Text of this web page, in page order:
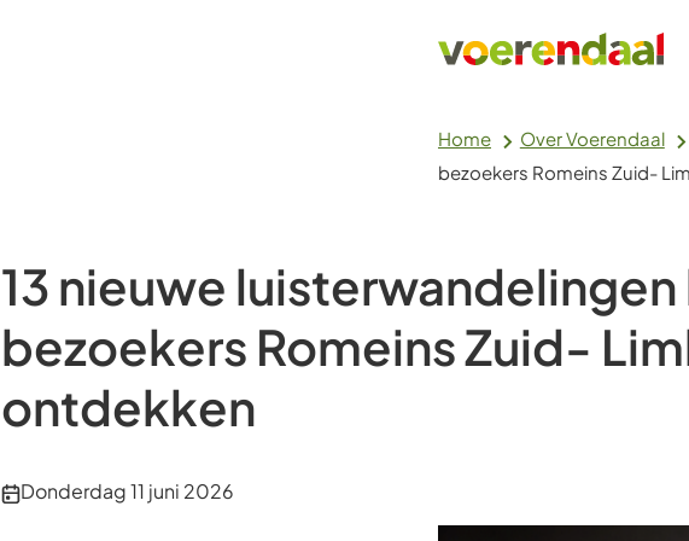
Home Over Voerendaal
bezoekers Romeins Zuid-
13 nieuwe
bezoekers Romeins Zuid-
ontdekken
Publicatiedatum:
Donderdag 11 juni 2026